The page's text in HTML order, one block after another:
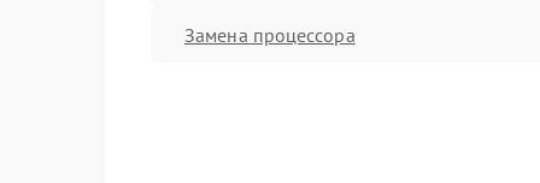
Замена процессора